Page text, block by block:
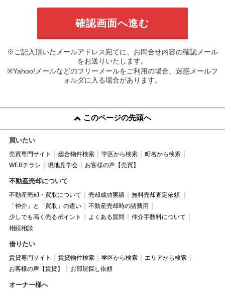
※ご記入頂いたメールアドレス宛てに、お問合せ内容の確認メール
をお送りいたします。
※Yahoo!メールなどのフリーメールをご利用の場合、迷惑メールフ
ォルダに入る場合があります。
このページの先頭へ
買いたい
売買専門サイト 総合物件検索 学区から検索
町名から検索
WEBチラシ
現地見学会 お客様の声【売買】
不動産売却について
不動産売却・買取について 売却成功実績
無料売却査定依頼
「仲介」と「買取」の違い
不動産売却時の諸費用
少しでも高く売るポイント
よくある質問
仲介手数料について
相続相談
借りたい
賃貸専門サイト 賃貸物件検索 学区から検索
エリアから検索
お客様の声【賃貸】
お部屋探し依頼
オーナー様へ